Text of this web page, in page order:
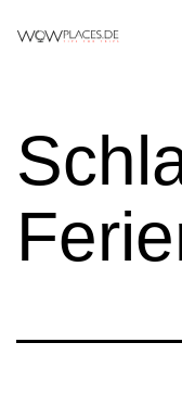
Reiseblog